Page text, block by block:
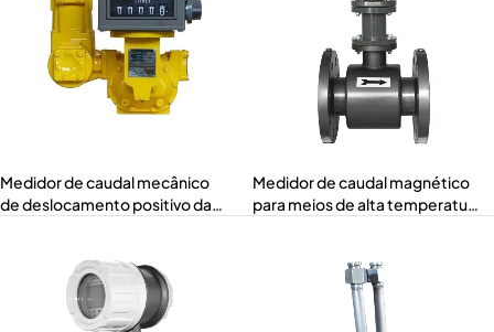
Medidor de caudal mecânico
de deslocamento positivo da
Medidor de caudal magnético
para meios de alta temperatura